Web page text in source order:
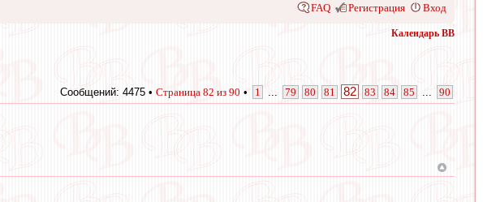
FAQ Регистрация Вход
Календарь ВВ
Сообщений: 4475 • Страница 82 из 90 • 1 79 80 81 82 83 84 85 90